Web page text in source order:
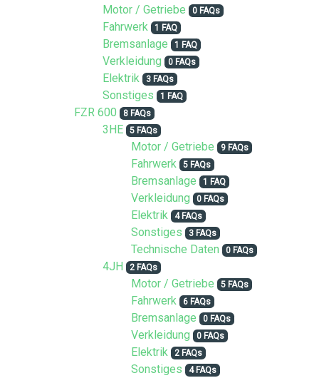
Motor / Getriebe 0 FAQs
Fahrwerk 1 FAQ
Bremsanlage 1 FAQ
Verkleidung 0 FAQs
Elektrik 3 FAQs
Sonstiges 1 FAQ
FZR 600 8 FAQs
3HE 5 FAQs
Motor / Getriebe 9 FAQs
Fahrwerk 5 FAQs
Bremsanlage 1 FAQ
Verkleidung 0 FAQs
Elektrik 4 FAQs
Sonstiges 3 FAQs
Technische Daten 0 FAQs
4JH 2 FAQs
Motor / Getriebe 5 FAQs
Fahrwerk 6 FAQs
Bremsanlage 0 FAQs
Verkleidung 0 FAQs
Elektrik 2 FAQs
Sonstiges 4 FAQs